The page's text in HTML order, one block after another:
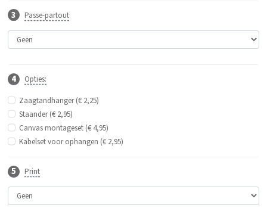
Passe-partout
Opties:
Zaagtandhanger (€ 2,25)
Staander (€ 2,95)
Canvas montageset (€ 4,95)
Kabelset voor ophangen (€ 2,95)
Print